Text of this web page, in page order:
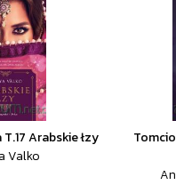
Arabskie łzy
Valko